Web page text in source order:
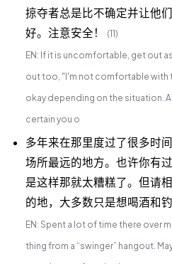
掠夺者总是比不确定并让他
好。注意安全！
(11)
EN: If it is uncomfortable, get out
out too, "I'm not comfortable with
okay depending on the situation.
certain you o
多年来在那里度过了很多时
场所最远的地方。也许你有
是这样那就太糟糕了。但请
的地，大多数只是想喝酒和
EN: Spent a lot of time there over
thing from a “swinger” hangout.